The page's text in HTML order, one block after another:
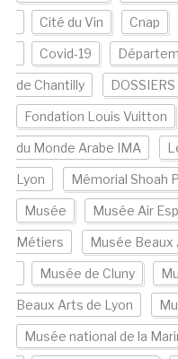
Cité du Vin Cnap
Covid-19
de Chantilly DOSSIERS
Fondation Louis Vuitton
du Monde Arabe IMA
Lyon Mémorial Shoah
Musée Musée Air
Métiers Musée Beaux
Musée de Cluny
Beaux Arts de Lyon
Musée national de la